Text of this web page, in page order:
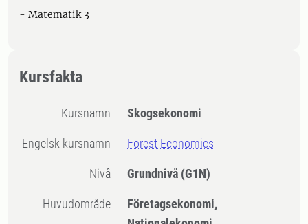
- Matematik 3
Kursfakta
Kursnamn Skogsekonomi
Engelsk kursnamn Forest Economics
Nivå Grundnivå (G1N)
Huvudområde
Företagsekonomi,